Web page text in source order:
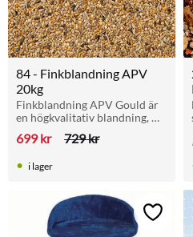
84 - Finkblandning APV
20kg
Finkblandning APV Gould är
en högkvalitativ blandning,
australiensiska och afrikanska
näringsbehov.
699kr 729kr
i lager
Lägg